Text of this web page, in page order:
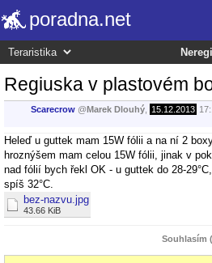
poradna.net
Regiuska v plastovém
Scarecrow @Marek Dlouhý 15.12.2013
Heleď u guttek mam 15W fólii a na ní 2
hroznýšem mam celou 15W fólii, jinak v
nad fólií bych řekl OK - u guttek do 28-
spíš 32°C.
bez-nazvu.jpg
43.66 KiB
Souhlasím